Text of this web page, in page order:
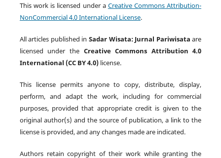
This work is licensed under a Creative Commons Attribution-
NonCommercial 4.0 International License.
All articles published in Sadar Wisata: Jurnal Pariwisata are
licensed under the Creative Commons Attribution 4.0
International (CC BY 4.0)license.
This license permits anyone to copy, distribute, display,
perform, and adapt the work, including for commercial
purposes, provided that appropriate credit is given to the
original author(s) and the source of publication, a link to the
license is provided, and any changes made are indicated.
Authors retain copyright of their work while granting the